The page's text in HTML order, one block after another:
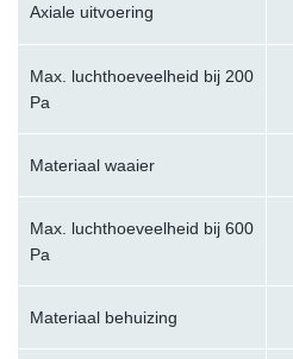
Axiale uitvoering
Max. luchthoeveelheid bij 200
Pa
Materiaal waaier
Max. luchthoeveelheid bij 600
Pa
Materiaal behuizing